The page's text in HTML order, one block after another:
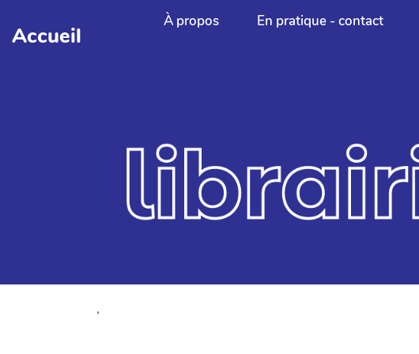
Aller au contenu principal
Accueil
À propos En pratique - contact
,